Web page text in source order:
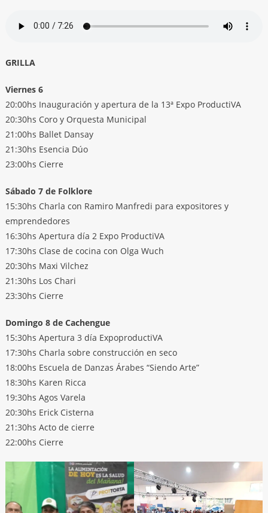
GRILLA
Viernes 6
20:00hs Inauguración y apertura de la 13ª Expo ProductiVA
20:30hs Coro y Orquesta Municipal
21:00hs Ballet Dansay
21:30hs Esencia Dúo
23:00hs Cierre
Sábado 7 de Folklore
15:30hs Charla con Ramiro Manfredi para expositores y
emprendedores
16:30hs Apertura día 2 Expo ProductiVA
17:30hs Clase de cocina con Olga Wuch
20:30hs Maxi Vilchez
21:30hs Los Chari
23:30hs Cierre
Domingo 8 de Cachengue
15:30hs Apertura 3 día ExpoproductiVA
17:30hs Charla sobre construcción en seco
18:00hs Escuela de Danzas Árabes “Siendo Arte”
18:30hs Karen Ricca
19:30hs Agos Varela
20:30hs Erick Cisterna
21:30hs Acto de cierre
22:00hs Cierre